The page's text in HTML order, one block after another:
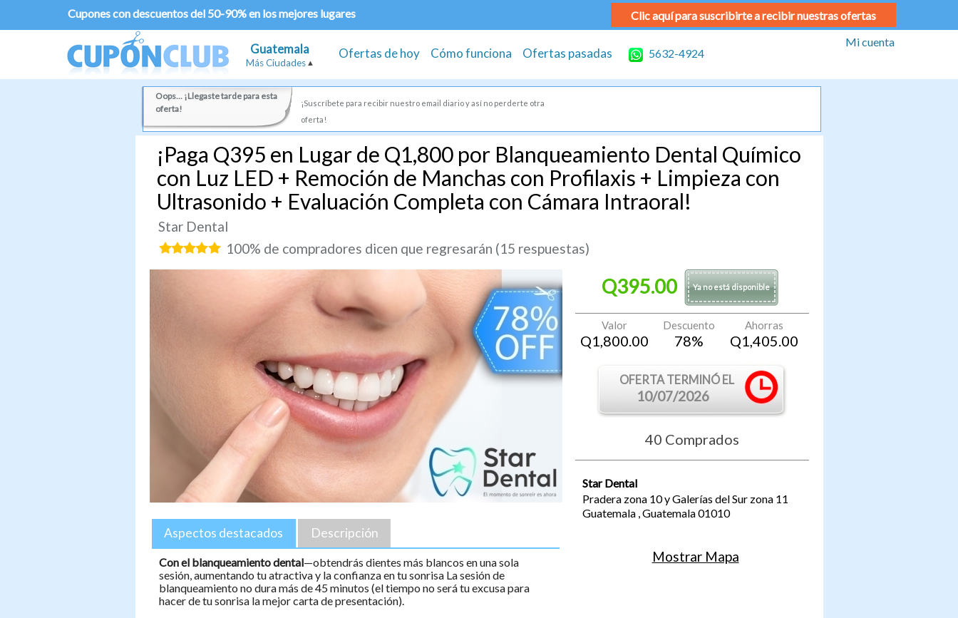
Cupones con descuentos del 50-90% en los mejores lugares Clic aquí para suscribirte a recibir nuestras ofertas
Guatemala
Más Ciudades
Ofertas de hoy Cómo funciona Ofertas pasadas 5632-4924
Mi cuenta
Oops... ¡Llegaste tarde para esta
oferta!
¡Suscríbete para recibir nuestro email diario y así no perderte otra
oferta!
¡Paga Q395 en Lugar de Q1,800 por Blanqueamiento Dental Químico
con Luz LED + Remoción de Manchas con Profilaxis + Limpieza con
Ultrasonido + Evaluación Completa con Cámara Intraoral!
Star Dental
100% de compradores dicen que regresarán (15 respuestas)
Aspectos destacados Descripción
Con el blanqueamiento dental—obtendrás dientes más blancos en una sola
sesión, aumentando tu atractiva y la confianza en tu sonrisa La sesión de
blanqueamiento no dura más de 45 minutos (el tiempo no será tu excusa para
hacer de tu sonrisa la mejor carta de presentación).
Q395.00 Ya no está disponible
Valor
Q1,800.00
Descuento
78%
Ahorras
Q1,405.00
OFERTA TERMINÓ EL
10/07/2026
40 Comprados
Star Dental
Pradera zona 10 y Galerías del Sur zona 11
Guatemala,Guatemala01010
Mostrar Mapa